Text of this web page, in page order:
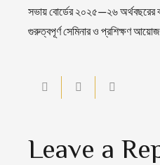
সভায় বোর্ডের ২০২৫—২৬ অর্থবছরের
গুরুত্বপূর্ণ সেমিনার ও প্রশিক্ষণ
Leave a